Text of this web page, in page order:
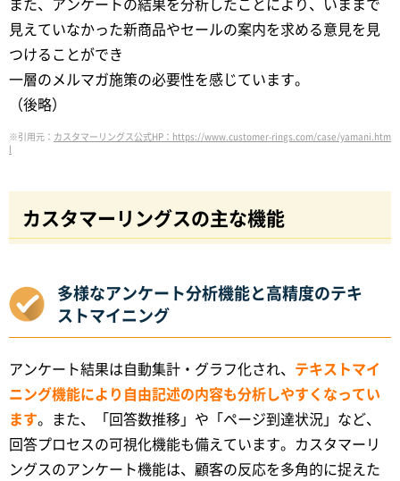
見えていなかった新商品やセールの案内を求める意見を見
つけることができ
一層のメルマガ施策の必要性を感じています。
（後略）
※引用元： カスタマーリングス公式HP：https://www.customer-rings.com/case/yamani.htm
l
カスタマーリングスの主な機能
多様なアンケート分析機能と高精度のテキ
ストマイニング
アンケート結果は自動集計・グラフ化され、 テキストマイ
ニング機能により自由記述の内容も分析しやすくなってい
ます。また、「回答数推移」や「ページ到達状況」など、
回答プロセスの可視化機能も備えています。カスタマーリ
ングスのアンケート機能は、顧客の反応を多角的に捉えた